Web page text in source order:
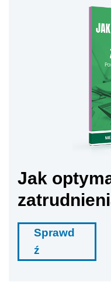
Jak
Sprawd
ź